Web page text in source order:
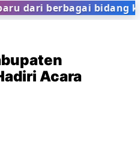
bidang
Acara